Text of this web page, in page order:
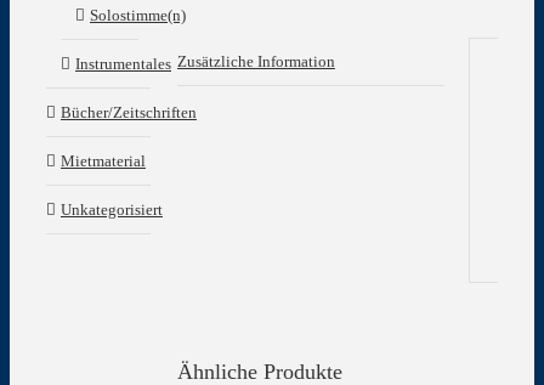
Zusätzliche Information
Ähnliche Produkte
Solostimme(n)
Instrumentales
Bücher/Zeitschriften
Mietmaterial
Unkategorisiert